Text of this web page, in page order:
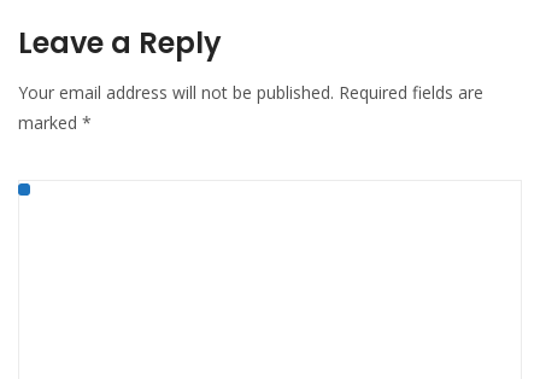
Leave a Reply
Your email address will not be published. Required fields are
marked *